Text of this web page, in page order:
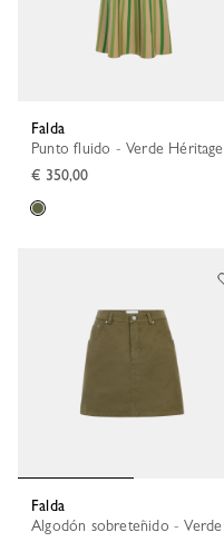
Falda
Punto fluido - Verde Héritage
€ 350,00
Falda
Algodón sobreteñido - Verde Oliva